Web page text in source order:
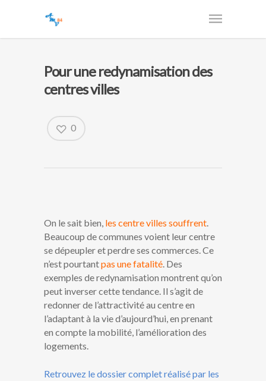
Pour une redynamisation des
centres villes
0
On le sait bien, les centre villes souffrent.
Beaucoup de communes voient leur centre
se dépeupler et perdre ses commerces. Ce
n’est pourtantpas une fatalité. Des
exemples de redynamisation montrent qu’on
peut inverser cette tendance. Il s’agit de
redonner de l’attractivité au centre en
l’adaptant à la vie d’aujourd’hui, en prenant
en compte la mobilité, l’amélioration des
logements.
Retrouvez le dossier complet réalisé par les